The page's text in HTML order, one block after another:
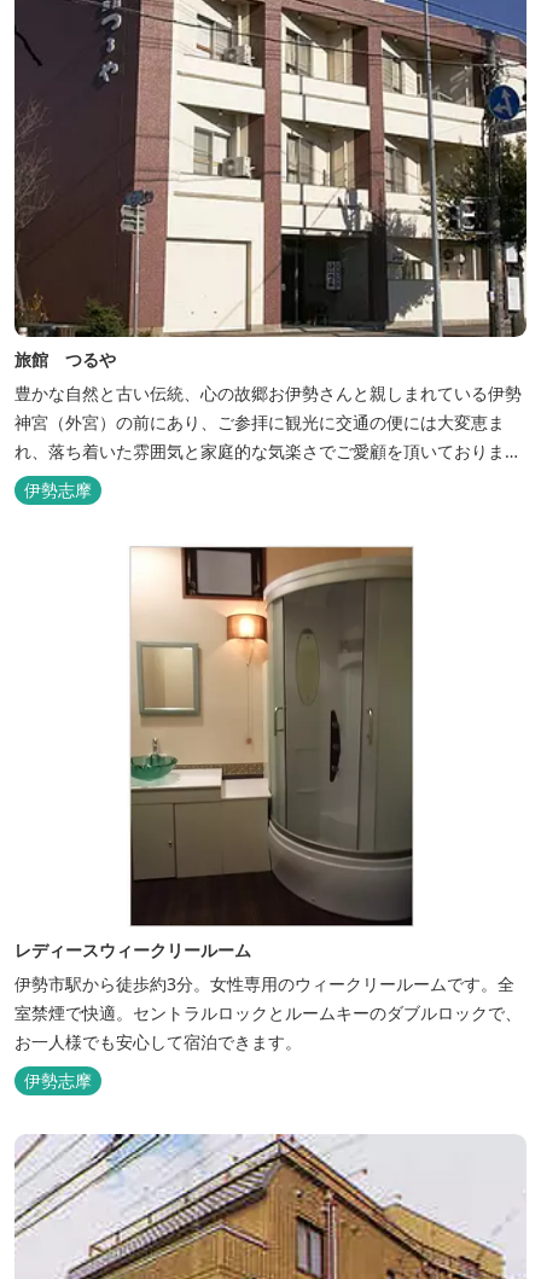
旅館 つるや
豊かな自然と古い伝統、心の故郷お伊勢さんと親しまれている伊勢
神宮（外宮）の前にあり、ご参拝に観光に交通の便には大変恵ま
れ、落ち着いた雰囲気と家庭的な気楽さでご愛顧を頂いておりま
す。
伊勢志摩
レディースウィークリールーム
伊勢市駅から徒歩約3分。女性専用のウィークリールームです。全
室禁煙で快適。セントラルロックとルームキーのダブルロックで、
お一人様でも安心して宿泊できます。
伊勢志摩